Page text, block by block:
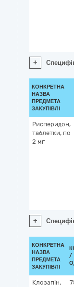
+
КОНКРЕТНА
НАЗВА
ПРЕДМЕТА
ЗАКУПІВЛІ
Рисперидон,
таблетки, по
2 мг
+
КОНКРЕТНА
НАЗВА
ПРЕДМЕТА
ЗАКУПІВЛІ
/
Клозапін,